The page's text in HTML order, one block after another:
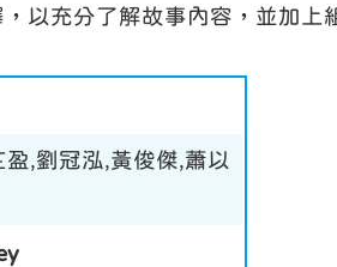
以充分了解故事內容，並加
,劉冠泓,黃俊傑,蕭以